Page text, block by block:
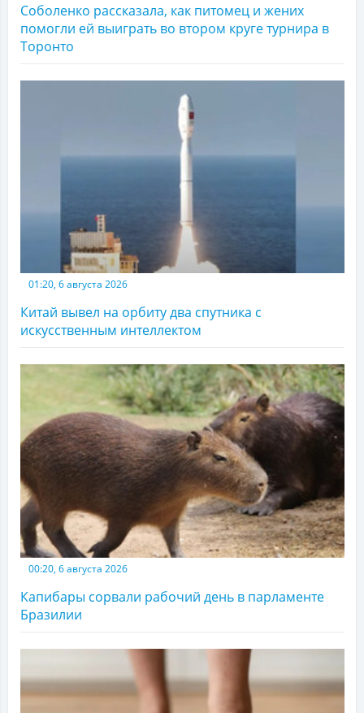
Соболенко рассказала, как питомец и жених
помогли ей выиграть во втором круге турнира в
Торонто
01:20, 6 августа 2026
Китай вывел на орбиту два спутника с
искусственным интеллектом
00:20, 6 августа 2026
Капибары сорвали рабочий день в парламенте
Бразилии